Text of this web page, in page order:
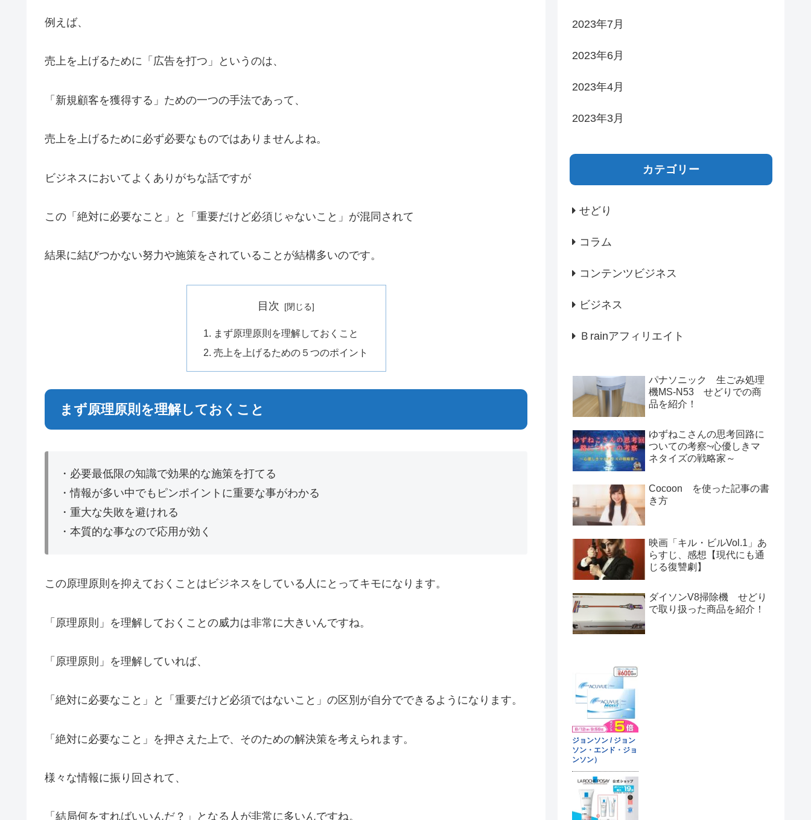
例えば、
売上を上げるために「広告を打つ」というのは、
「新規顧客を獲得する」ための一つの手法であって、
売上を上げるために必ず必要なものではありませんよね。
ビジネスにおいてよくありがちな話ですが
この「絶対に必要なこと」と「重要だけど必須じゃないこと」が混同されて
結果に結びつかない努力や施策をされていることが結構多いのです。
目次
まず原理原則を理解しておくこと
売上を上げるための５つのポイント
まず原理原則を理解しておくこと
・必要最低限の知識で効果的な施策を打てる
・情報が多い中でもピンポイントに重要な事がわかる
・重大な失敗を避けれる
・本質的な事なので応用が効く
この原理原則を抑えておくことはビジネスをしている人にとってキモになります。
「原理原則」を理解しておくことの威力は非常に大きいんですね。
「原理原則」を理解していれば、
「絶対に必要なこと」と「重要だけど必須ではないこと」の区別が自分でできるようになります。
「絶対に必要なこと」を押さえた上で、そのための解決策を考えられます。
様々な情報に振り回されて、
「結局何をすればいいんだ？」となる人が非常に多いんですね。
2023年7月
2023年6月
2023年4月
2023年3月
カテゴリー
せどり
コラム
コンテンツビジネス
ビジネス
Ｂrainアフィリエイト
パナソニック 生ごみ処理
機MS-N53 せどりでの商
品を紹介！
ゆずねこさんの思考回路に
ついての考察~心優しきマ
ネタイズの戦略家～
Cocoon を使った記事の書
き方
映画「キル・ビルVol.1」あ
らすじ、感想【現代にも通
じる復讐劇】
ダイソンV8掃除機 せどり
で取り扱った商品を紹介！